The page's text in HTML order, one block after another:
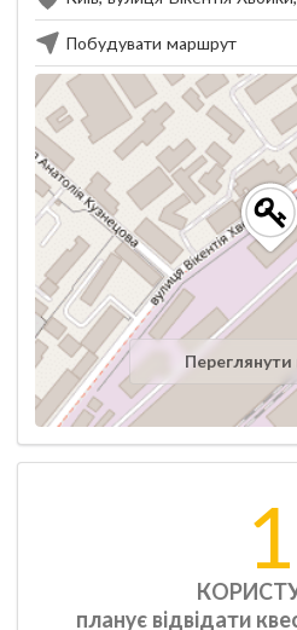
Побудувати маршрут
Переглянути
1
планує відвідати